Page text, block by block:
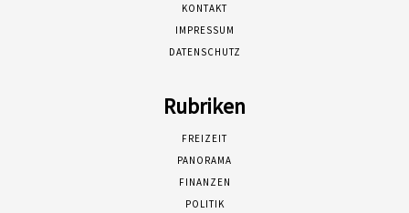
KONTAKT
IMPRESSUM
DATENSCHUTZ
Rubriken
FREIZEIT
PANORAMA
FINANZEN
POLITIK